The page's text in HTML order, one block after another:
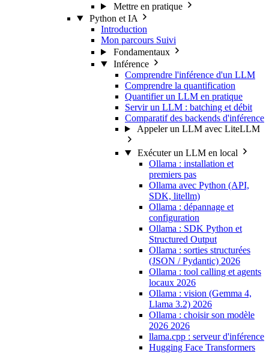
Mettre en pratique
Python et IA
Introduction
Mon parcours Suivi
Fondamentaux
Inférence
Comprendre l'inférence d'un LLM
Comprendre la quantification
Quantifier un LLM en pratique
Servir un LLM : batching et débit
Comparatif des backends d'inférence
Appeler un LLM avec LiteLLM
Exécuter un LLM en local
Ollama : installation et
premiers pas
Ollama avec Python (API,
SDK, litellm)
Ollama : dépannage et
configuration
Ollama : SDK Python et
Structured Output
Ollama : sorties structurées
(JSON / Pydantic) 2026
Ollama : tool calling et agents
locaux 2026
Ollama : vision (Gemma 4,
Llama 3.2) 2026
Ollama : choisir son modèle
2026 2026
llama.cpp : serveur d'inférence
Hugging Face Transformers